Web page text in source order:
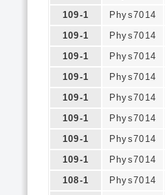
109-1
Phys7014
109-1
Phys7014
109-1
Phys7014
109-1
Phys7014
109-1
Phys7014
109-1
Phys7014
109-1
Phys7014
109-1
Phys7014
108-1
Phys7014